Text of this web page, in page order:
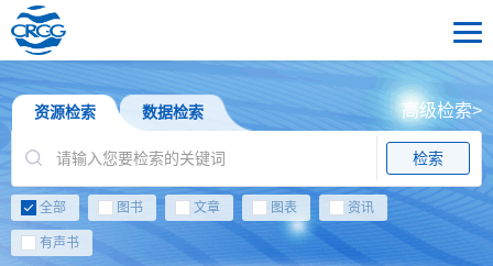
资源检索 数据检索
检索
高级检索>
全部 图书 文章 图表 资讯
有声书